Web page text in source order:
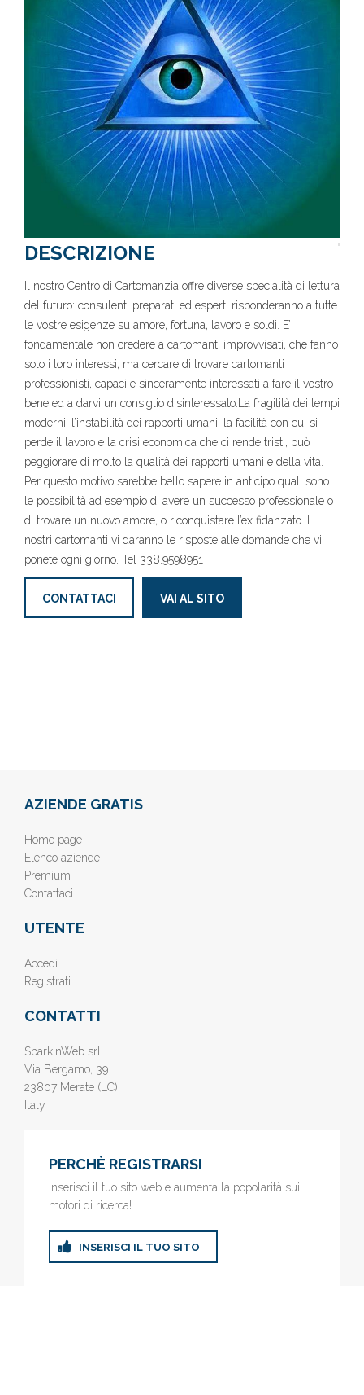
DESCRIZIONE
Il nostro Centro di Cartomanzia offre diverse specialità di lettura
del futuro: consulenti preparati ed esperti risponderanno a tutte
le vostre esigenze su amore, fortuna, lavoro e soldi. E’
fondamentale non credere a cartomanti improvvisati, che fanno
solo i loro interessi, ma cercare di trovare cartomanti
professionisti, capaci e sinceramente interessati a fare il vostro
bene ed a darvi un consiglio disinteressato.La fragilità dei tempi
moderni, l’instabilità dei rapporti umani, la facilità con cui si
perde il lavoro e la crisi economica che ci rende tristi, può
peggiorare di molto la qualità dei rapporti umani e della vita.
Per questo motivo sarebbe bello sapere in anticipo quali sono
le possibilità ad esempio di avere un successo professionale o
di trovare un nuovo amore, o riconquistare l’ex fidanzato. I
nostri cartomanti vi daranno le risposte alle domande che vi
ponete ogni giorno. Tel 338.9598951
CONTATTACI VAI AL SITO
AZIENDE GRATIS
Home page
Elenco aziende
Premium
Contattaci
UTENTE
Accedi
Registrati
CONTATTI
SparkinWeb srl
Via Bergamo, 39
23807 Merate (LC)
Italy
PERCHÈ REGISTRARSI
Inserisci il tuo sito web e aumenta la popolarità sui
motori di ricerca!
INSERISCI IL TUO SITO